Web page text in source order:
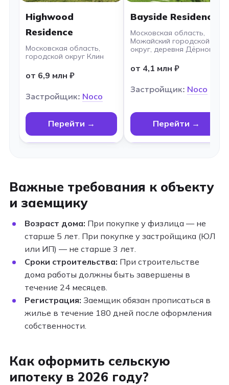
Highwood
Residence
Московская область,
городской округ Клин
от 6,9 млн ₽
Застройщик: Noco
Перейти →
Bayside Residence
Московская область,
Можайский городской
округ, деревня Дёрново
от 4,1 млн ₽
Застройщик: Noco
Перейти →
Важные требования к объекту
и заемщику
Возраст дома: При покупке у физлица — не
старше 5 лет. При покупке у застройщика (ЮЛ
или ИП) — не старше 3 лет.
Сроки строительства: При строительстве
дома работы должны быть завершены в
течение 24 месяцев.
Регистрация: Заемщик обязан прописаться в
жилье в течение 180 дней после оформления
собственности.
Как оформить сельскую
ипотеку в 2026 году?